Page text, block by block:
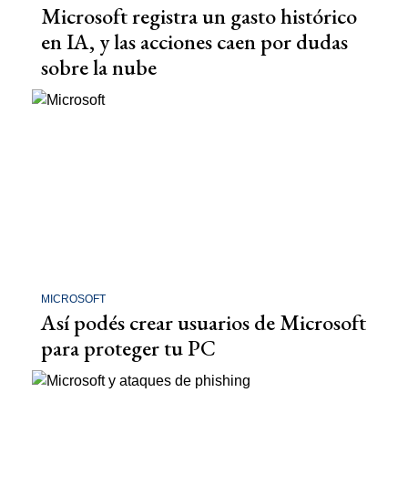
Microsoft registra un gasto histórico
en IA, y las acciones caen por dudas
sobre la nube
MICROSOFT
Así podés crear usuarios de Microsoft
para proteger tu PC